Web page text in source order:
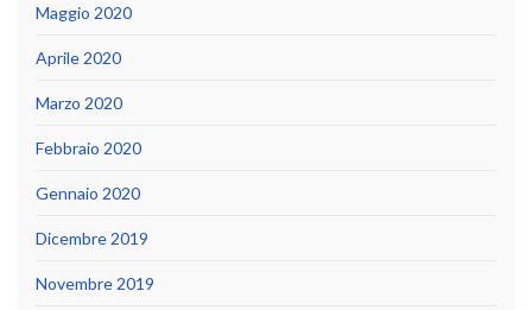
Maggio 2020
Aprile 2020
Marzo 2020
Febbraio 2020
Gennaio 2020
Dicembre 2019
Novembre 2019